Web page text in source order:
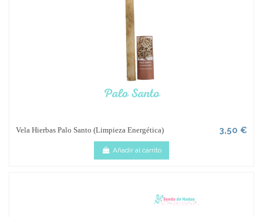
Vela Hierbas Palo Santo (Limpieza Energética) 3,50 €
Añadir al carrito